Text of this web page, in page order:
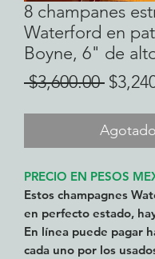
8 champanes
Waterford en
Boyne, 6" de
$3,600.00 Precio
Agotado
PRECIO EN PESOS
Estos champagnes
en perfecto estado,
En línea puede pagar
cada uno por los